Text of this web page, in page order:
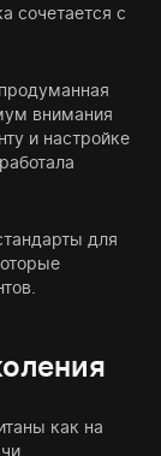
сочетается с
внимания
и настройке
для
как на